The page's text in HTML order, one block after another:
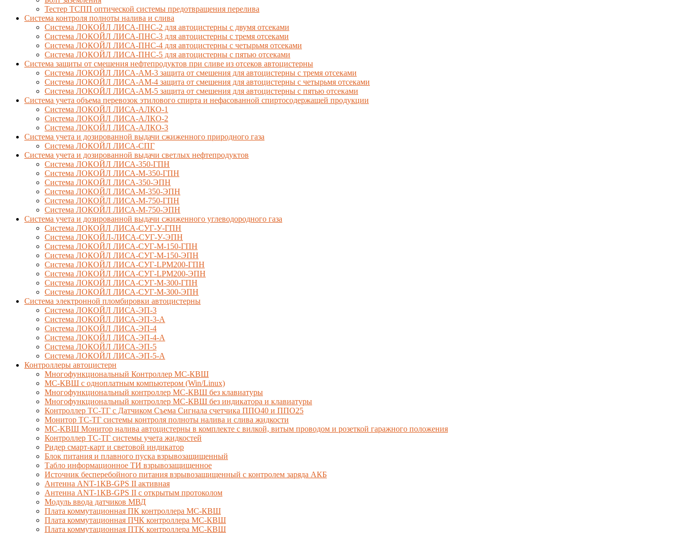
Тестер ТСПП оптической системы предотвращения перелива
Cистема контроля полноты налива и слива
Система ЛОКОЙЛ ЛИСА-ПНС-2 для автоцистерны с двумя отсеками
Система ЛОКОЙЛ ЛИСА-ПНС-3 для автоцистерны с тремя отсеками
Система ЛОКОЙЛ ЛИСА-ПНС-4 для автоцистерны с четырьмя отсеками
Система ЛОКОЙЛ ЛИСА-ПНС-5 для автоцистерны с пятью отсеками
Система защиты от смешения нефтепродуктов при сливе из отсеков автоцистерны
Система ЛОКОЙЛ ЛИСА-AM-3 защита от смешения для автоцистерны с тремя отсеками
Система ЛОКОЙЛ ЛИСА-AM-4 защита от смешения для автоцистерны с четырьмя отсеками
Система ЛОКОЙЛ ЛИСА-AM-5 защита от смешения для автоцистерны с пятью отсеками
Система учета объема перевозок этилового спирта и нефасованной спиртосодержащей продукции
Система ЛОКОЙЛ ЛИСА-AЛКО-1
Система ЛОКОЙЛ ЛИСА-АЛКО-2
Система ЛОКОЙЛ ЛИСА-АЛКО-3
Система учета и дозированной выдачи сжиженного природного газа
Система ЛОКОЙЛ ЛИСА-СПГ
Система учета и дозированной выдачи светлых нефтепродуктов
Система ЛОКОЙЛ ЛИСА-350-ГПН
Система ЛОКОЙЛ ЛИСА-М-350-ГПН
Система ЛОКОЙЛ ЛИСА-350-ЭПН
Система ЛОКОЙЛ ЛИСА-М-350-ЭПН
Система ЛОКОЙЛ ЛИСА-М-750-ГПН
Система ЛОКОЙЛ ЛИСА-М-750-ЭПН
Система учета и дозированной выдачи сжиженного углеводородного газа
Система ЛОКОЙЛ ЛИСА-СУГ-У-ГПН
Система ЛОКОЙЛ-ЛИСА-СУГ-У-ЭПН
Система ЛОКОЙЛ ЛИСА-СУГ-М-150-ГПН
Система ЛОКОЙЛ ЛИСА-СУГ-М-150-ЭПН
Система ЛОКОЙЛ ЛИСА-СУГ-LPM200-ГПН
Система ЛОКОЙЛ ЛИСА-СУГ-LPM200-ЭПН
Система ЛОКОЙЛ ЛИСА-СУГ-М-300-ГПН
Система ЛОКОЙЛ ЛИСА-СУГ-М-300-ЭПН
Система электронной пломбировки автоцистерны
Система ЛОКОЙЛ ЛИСА-ЭП-3
Система ЛОКОЙЛ ЛИСА-ЭП-3-А
Система ЛОКОЙЛ ЛИСА-ЭП-4
Система ЛОКОЙЛ ЛИСА-ЭП-4-А
Система ЛОКОЙЛ ЛИСА-ЭП-5
Система ЛОКОЙЛ ЛИСА-ЭП-5-А
Контроллеры автоцистерн
Многофункциональный Контроллер МС-КВШ
МС-КВШ с одноплатным компьютером (Win/Linux)
Многофункциональный контроллер МС-КВШ без клавиатуры
Многофункциональный контроллер МС-КВШ без индикатора и клавиатуры
Контроллер ТС-ТГ с Датчиком Съема Сигнала счетчика ППО40 и ППО25
Монитор ТС-ТГ системы контроля полноты налива и слива жидкости
МС-КВШ Монитор налива автоцистерны в комплекте с вилкой, витым проводом и розеткой гаражного положения
Контроллер ТС-ТГ системы учета жидкостей
Ридер смарт-карт и световой индикатор
Блок питания и плавного пуска взрывозащищенный
Табло информационное ТИ взрывозащищенное
Источник бесперебойного питания взрывозащищенный с контролем заряда АКБ
Антенна ANT-1КВ-GPS II активная
Антенна ANT-1КВ-GPS II с открытым протоколом
Модуль ввода датчиков МВД
Плата коммутационная ПК контроллера МС-КВШ
Плата коммутационная ПЧК контроллера МС-КВШ
Плата коммутационная ПТК контроллера МС-КВШ